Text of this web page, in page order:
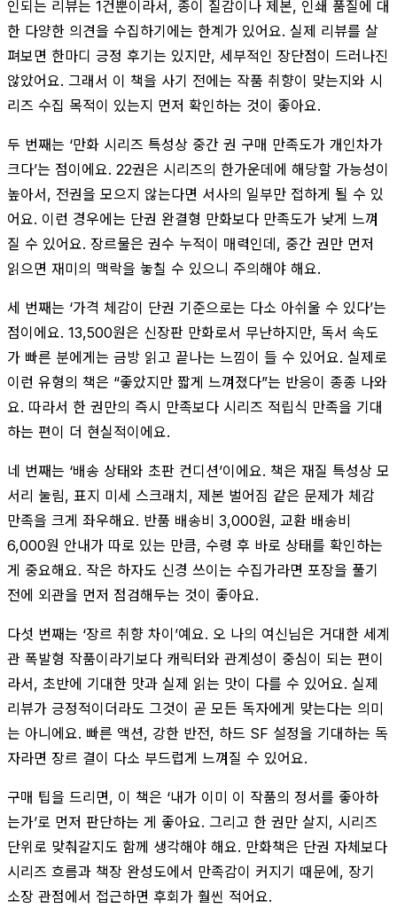
인되는 리뷰는 1건뿐이라서, 종이 질감이나 제본, 인쇄 품질에 대
한 다양한 의견을 수집하기에는 한계가 있어요. 실제 리뷰를 살
펴보면 한마디 긍정 후기는 있지만, 세부적인 장단점이 드러나진
않았어요. 그래서 이 책을 사기 전에는 작품 취향이 맞는지와 시
리즈 수집 목적이 있는지 먼저 확인하는 것이 좋아요.
두 번째는 ‘만화 시리즈 특성상 중간 권 구매 만족도가 개인차가
크다’는 점이에요. 22권은 시리즈의 한가운데에 해당할 가능성이
높아서, 전권을 모으지 않는다면 서사의 일부만 접하게 될 수 있
어요. 이런 경우에는 단권 완결형 만화보다 만족도가 낮게 느껴
질 수 있어요. 장르물은 권수 누적이 매력인데, 중간 권만 먼저
읽으면 재미의 맥락을 놓칠 수 있으니 주의해야 해요.
세 번째는 ‘가격 체감이 단권 기준으로는 다소 아쉬울 수 있다’는
점이에요. 13,500원은 신장판 만화로서 무난하지만, 독서 속도
가 빠른 분에게는 금방 읽고 끝나는 느낌이 들 수 있어요. 실제로
이런 유형의 책은 “좋았지만 짧게 느껴졌다”는 반응이 종종 나와
요. 따라서 한 권만의 즉시 만족보다 시리즈 적립식 만족을 기대
하는 편이 더 현실적이에요.
네 번째는 ‘배송 상태와 초판 컨디션’이에요. 책은 재질 특성상 모
서리 눌림, 표지 미세 스크래치, 제본 벌어짐 같은 문제가 체감
만족을 크게 좌우해요. 반품 배송비 3,000원, 교환 배송비
6,000원 안내가 따로 있는 만큼, 수령 후 바로 상태를 확인하는
게 중요해요. 작은 하자도 신경 쓰이는 수집가라면 포장을 풀기
전에 외관을 먼저 점검해두는 것이 좋아요.
다섯 번째는 ‘장르 취향 차이’예요. 오 나의 여신님은 거대한 세계
관 폭발형 작품이라기보다 캐릭터와 관계성이 중심이 되는 편이
라서, 초반에 기대한 맛과 실제 읽는 맛이 다를 수 있어요. 실제
리뷰가 긍정적이더라도 그것이 곧 모든 독자에게 맞는다는 의미
는 아니에요. 빠른 액션, 강한 반전, 하드 SF 설정을 기대하는 독
자라면 장르 결이 다소 부드럽게 느껴질 수 있어요.
구매 팁을 드리면, 이 책은 ‘내가 이미 이 작품의 정서를 좋아하
는가’로 먼저 판단하는 게 좋아요. 그리고 한 권만 살지, 시리즈
단위로 맞춰갈지도 함께 생각해야 해요. 만화책은 단권 자체보다
시리즈 흐름과 책장 완성도에서 만족감이 커지기 때문에, 장기
소장 관점에서 접근하면 후회가 훨씬 적어요.